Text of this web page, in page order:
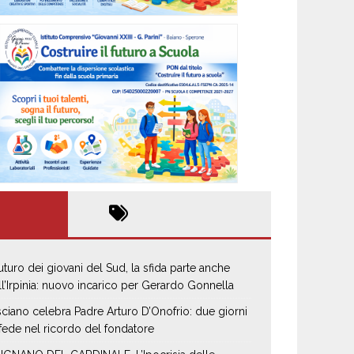
dei giovani del Sud, la sfida parte anche
nuovo incarico per Gerardo Gonnella
celebra Padre Arturo D’Onofrio: due giorni
nel ricordo del fondatore